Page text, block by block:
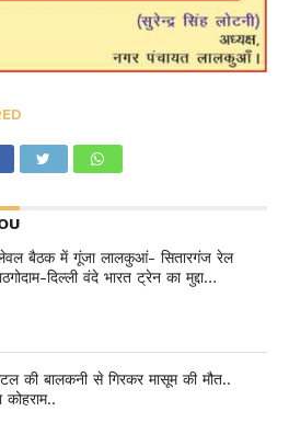
बैठक में गूंजा लालकुआं- सितारगंज रेल
दिल्ली वंदे भारत ट्रेन का मुद्दा…
की बालकनी से गिरकर मासूम की मौत..
कोहराम..